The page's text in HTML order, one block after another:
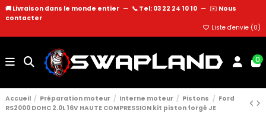
🚚 Livraison dans le monde entier — 📞 Tel: 03 22 24 10 10 — ✉️ Nous
contacter
Liste d'envie (0)
0
Accueil Préparation moteur Interne moteur Pistons
Ford
RS2000 DOHC 2.0L 16V HAUTE COMPRESSION kit piston forgé JE